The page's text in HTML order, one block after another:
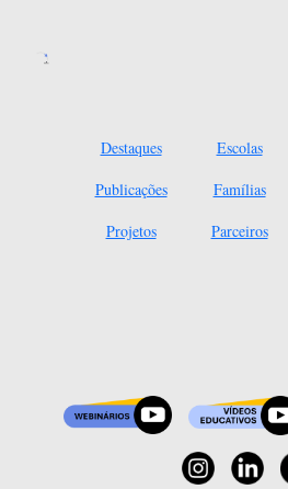
Destaques
Publicações
Projetos
Escolas
Famílias
Parceiros